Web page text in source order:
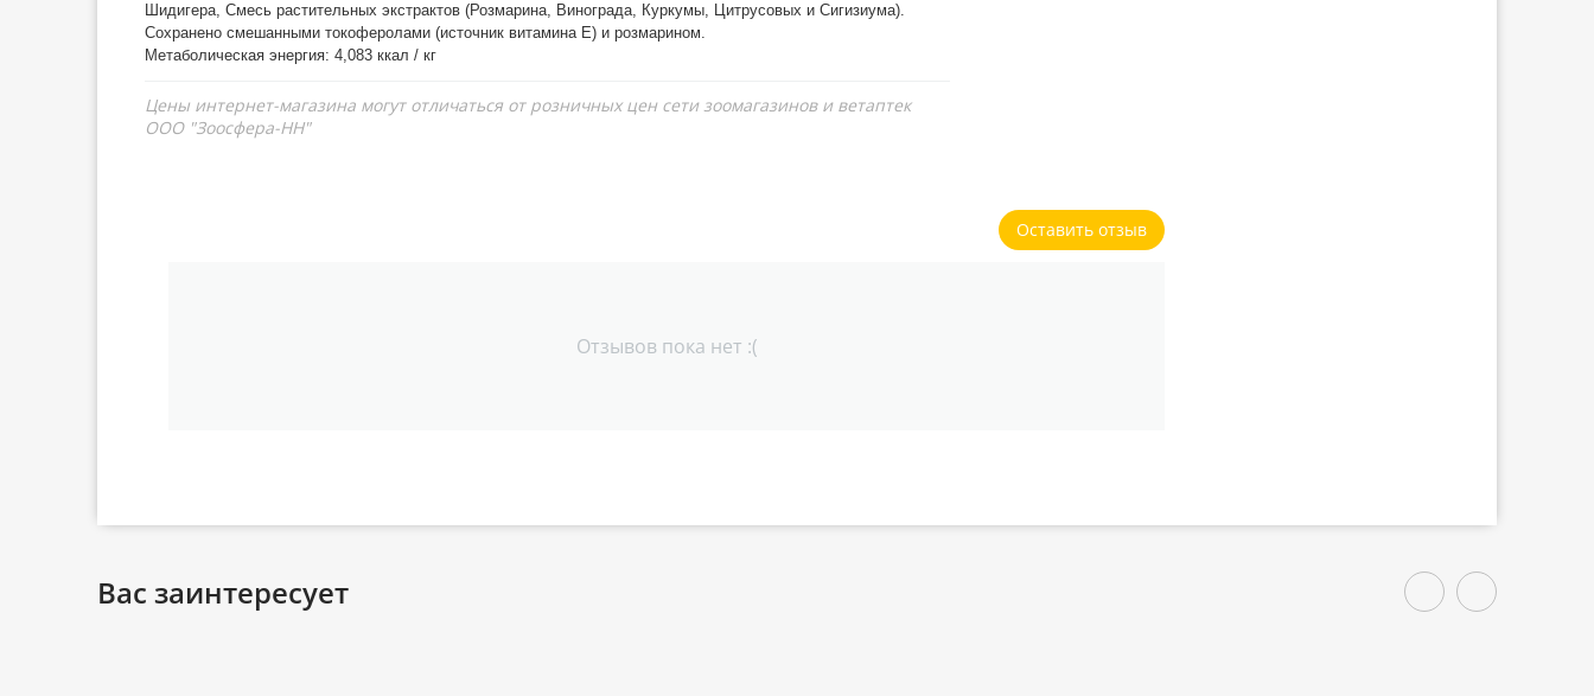
Шидигера, Смесь растительных экстрактов (Розмарина, Винограда, Куркумы, Цитрусовых и Сигизиума).
Сохранено смешанными токоферолами (источник витамина Е) и розмарином.
Метаболическая энергия: 4,083 ккал / кг
Цены интернет-магазина могут отличаться от розничных цен сети зоомагазинов и ветаптек
ООО "Зоосфера-НН"
Оставить отзыв
Отзывов пока нет :(
Вас заинтересует